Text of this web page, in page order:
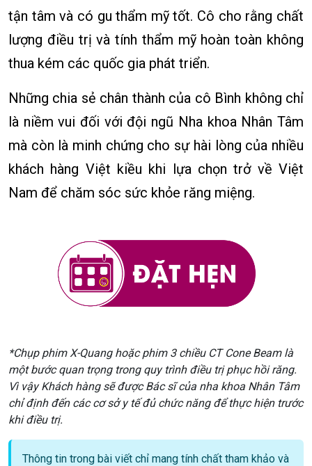
tận tâm và có gu thẩm mỹ tốt. Cô cho rằng chất
lượng điều trị và tính thẩm mỹ hoàn toàn không
thua kém các quốc gia phát triển.
Những chia sẻ chân thành của cô Bình không chỉ
là niềm vui đối với đội ngũ Nha khoa Nhân Tâm
mà còn là minh chứng cho sự hài lòng của nhiều
khách hàng Việt kiều khi lựa chọn trở về Việt
Nam để chăm sóc sức khỏe răng miệng.
*Chụp phim X-Quang hoặc phim 3 chiều CT Cone Beam là
một bước quan trọng trong quy trình điều trị phục hồi răng.
Vì vậy Khách hàng sẽ được Bác sĩ của nha khoa Nhân Tâm
chỉ định đến các cơ sở y tế đủ chức năng để thực hiện trước
khi điều trị.
Thông tin trong bài viết chỉ mang tính chất tham khảo và